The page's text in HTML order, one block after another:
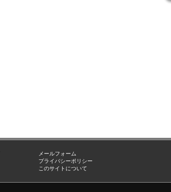
メールフォーム
プライバシーポリシー
このサイトについて